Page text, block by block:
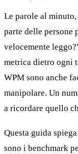
Le parole al
parte delle persone
velocemente
metrica dietro ogni
WPM sono anche
manipolare. Un
a ricordare quello
Questa guida
sono i benchmark